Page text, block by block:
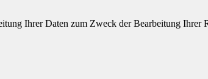
Ihrer Daten zum Zweck der Bearbeitung Ihrer